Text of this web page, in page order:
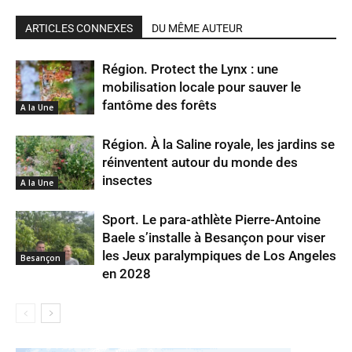
ARTICLES CONNEXES DU MÊME AUTEUR
A la Une
Région. Protect the Lynx : une
mobilisation locale pour sauver le
fantôme des forêts
A la Une
Région. À la Saline royale, les jardins se
réinventent autour du monde des
insectes
Besançon
Sport. Le para-athlète Pierre-Antoine
Baele s’installe à Besançon pour viser
les Jeux paralympiques de Los Angeles
en 2028